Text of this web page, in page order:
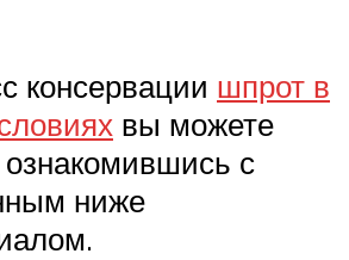
консервации шпрот в
вы можете
ознакомившись с
ниже